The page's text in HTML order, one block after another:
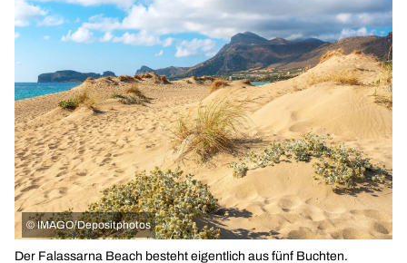
© IMAGO/Depositphotos
Der Falassarna Beach besteht eigentlich aus fünf Buchten.